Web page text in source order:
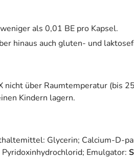
als 0,01 BE pro Kapsel.
hinaus auch gluten- und
nicht über Raumtemperatur (bis
Kindern lagern.
Glycerin; Calcium-D-
Emulgator: